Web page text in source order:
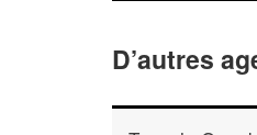
D’autres